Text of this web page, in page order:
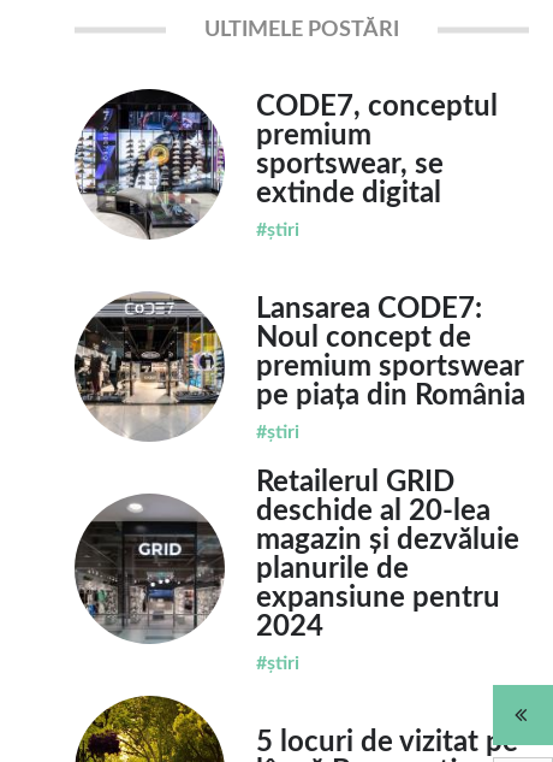
ULTIMELE POSTĂRI
CODE7, conceptul
premium
sportswear, se
extinde digital
#știri
Lansarea CODE7:
Noul concept de
premium sportswear
pe piața din România
#știri
Retailerul GRID
deschide al 20-lea
magazin și dezvăluie
planurile de
expansiune pentru
2024
#știri
5 locuri de vizitat pe